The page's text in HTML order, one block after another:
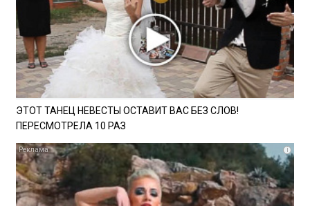
ЭТОТ ТАНЕЦ НЕВЕСТЫ ОСТАВИТ ВАС БЕЗ СЛОВ!
ПЕРЕСМОТРЕЛА 10 РАЗ
i